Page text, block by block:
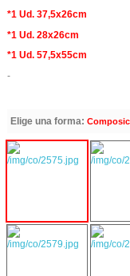
*1 Ud. 37,5x26cm
*1 Ud. 28x26cm
*1 Ud. 57,5x55cm
-
Elige una forma: